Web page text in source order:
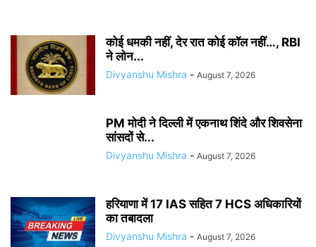
कोई धमकी नहीं, देर रात कोई कॉल नहीं…, RBI
ने लोन...
Divyanshu Mishra - August 7, 2026
PM मोदी ने दिल्ली में एकनाथ शिंदे और शिवसेना
सांसदों से...
Divyanshu Mishra - August 7, 2026
हरियाणा में 17 IAS सहित 7 HCS अधिकारियों
का तबादला
Divyanshu Mishra - August 7, 2026